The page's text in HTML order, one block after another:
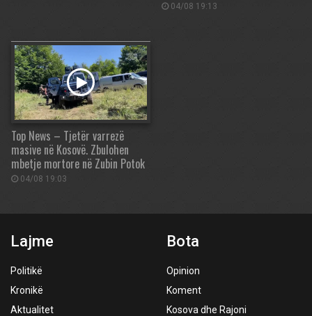
04/08 19:13
Top News – Tjetër varrezë
masive në Kosovë. Zbulohen
mbetje mortore në Zubin Potok
04/08 19:03
Lajme
Politikë
Kronikë
Aktualitet
Bota
Opinion
Koment
Kosova dhe Rajoni